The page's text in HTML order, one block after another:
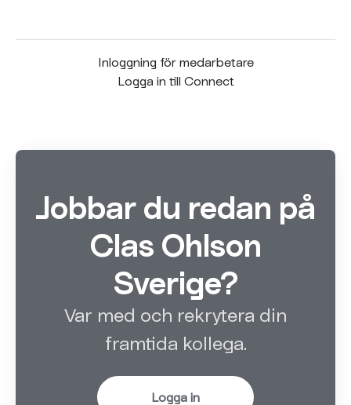
Inloggning för medarbetare
Logga in till Connect
Jobbar du redan på
Clas Ohlson
Sverige?
Var med och rekrytera din
framtida kollega.
Logga in